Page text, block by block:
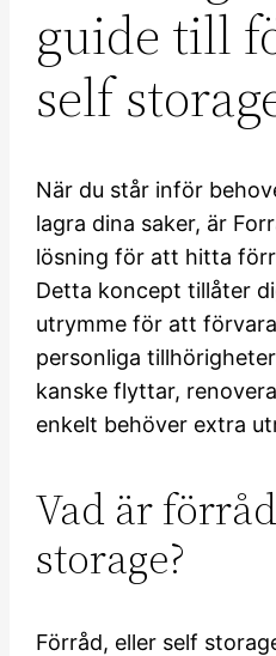
guide till
self
När du står inför
lagra dina saker, är
lösning för att hitta
Detta koncept tillåter
utrymme för att
personliga
kanske flyttar,
enkelt behöver extra
Vad är
storage?
Förråd, eller self